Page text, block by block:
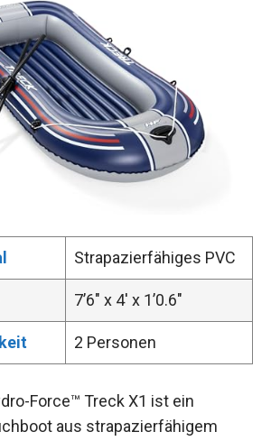
Strapazierfähiges PVC
7’6″ x 4′ x 1’0.6″
2 Personen
Force™ Treck X1 ist ein
aus strapazierfähigem